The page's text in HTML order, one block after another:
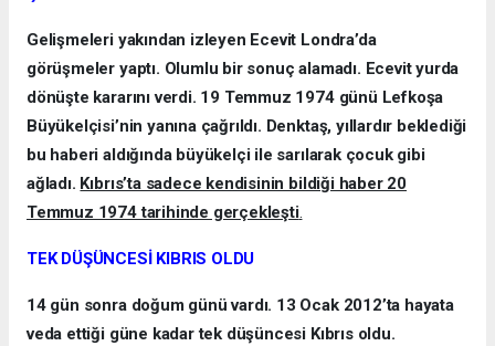
Gelişmeleri yakından izleyen Ecevit Londra’da
görüşmeler yaptı. Olumlu bir sonuç alamadı. Ecevit yurda
dönüşte kararını verdi. 19 Temmuz 1974 günü Lefkoşa
Büyükelçisi’nin yanına çağrıldı. Denktaş, yıllardır beklediği
bu haberi aldığında büyükelçi ile sarılarak çocuk gibi
ağladı. Kıbrıs’ta sadece kendisinin bildiği haber 20
Temmuz 1974 tarihinde gerçekleşti.
TEK DÜŞÜNCESİ KIBRIS OLDU
14 gün sonra doğum günü vardı. 13 Ocak 2012’ta hayata
veda ettiği güne kadar tek düşüncesi Kıbrıs oldu.